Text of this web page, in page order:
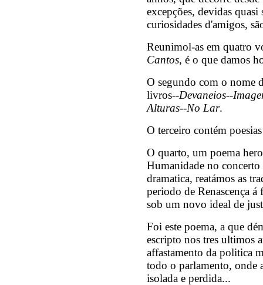
excepções, devidas
curiosidades d'amigos,
Reunimol-as em quatro
Cantos, é o que damos
O segundo com o nome
livros--Devaneios--
Alturas--No Lar.
O terceiro contém
O quarto, um poema
Humanidade no
dramatica, reatámos as
periodo de Renascença
sob um novo ideal de
Foi este poema, a que
escripto nos tres ultimos
affastamento da politica
todo o parlamento, onde
isolada e perdida...